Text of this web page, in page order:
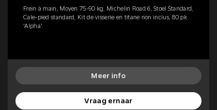
Frein à main, Moyen 75-90 kg, Michelin Road 6, Stoel Standard,
Cale-pied standard, Kit de visserie en titane non inclus, 80 pk
'Alpha'
Meer info
Vraag ernaar